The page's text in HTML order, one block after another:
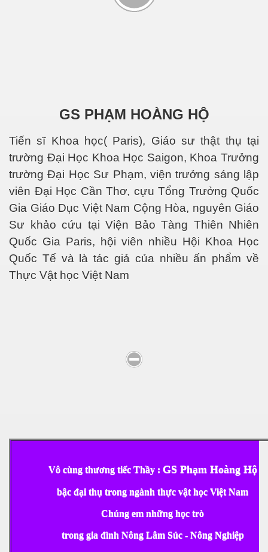
GS PHẠM HOÀNG HỘ
Tiến sĩ Khoa học( Paris), Giáo sư thật thụ tại
trường Đại Học Khoa Học Saigon, Khoa Trưởng
trường Đại Học Sư Phạm, viện trưởng sáng lập
viên Đại Học Cần Thơ, cựu Tổng Trưởng Quốc
Gia Giáo Dục Việt Nam Cộng Hòa, nguyên Giáo
Sư khảo cứu tại Viện Bảo Tàng Thiên Nhiên
Quốc Gia Paris, hội viên nhiều Hội Khoa Học
Quốc Tế và là tác giả của nhiều ấn phẩm về
Thực Vật học Việt Nam
Vô cùng thương tiếc Thầy : GS Phạm Hoàng Hộ
bậc đại thụ trong ngành thực vật học Việt Nam
Chúng em những học trò
trong gia đình Nông Lâm Súc - Nông Nghiệp